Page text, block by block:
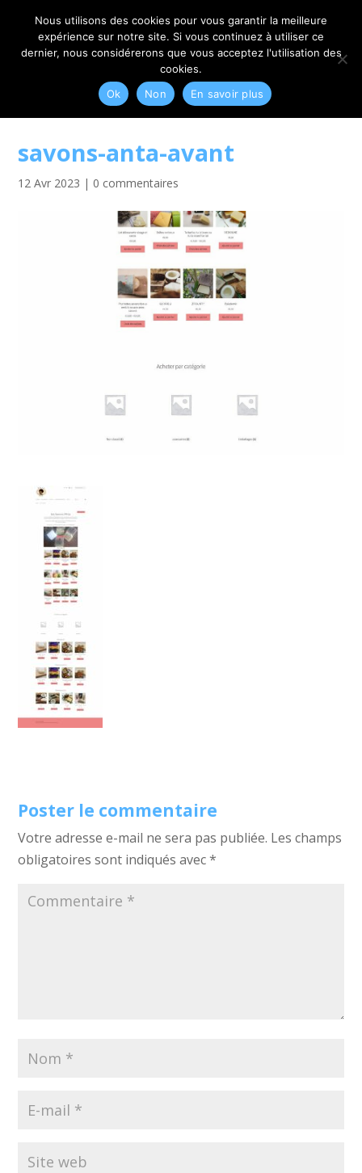
06 79 42 10 00 CONTACT@MYRIAM-CORBET.NET
savons-anta-avant
12 Avr 2023 | 0 commentaires
Poster le commentaire
Votre adresse e-mail ne sera pas publiée. Les champs
obligatoires sont indiqués avec*
Nous utilisons des cookies pour vous garantir la meilleure
expérience sur notre site. Si vous continuez à utiliser ce
dernier, nous considérerons que vous acceptez l'utilisation des
cookies.
Ok
Non En savoir plus